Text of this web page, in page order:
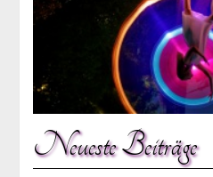
Neueste Beiträge